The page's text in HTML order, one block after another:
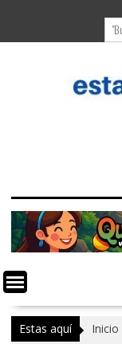
contenido
Estas aquí Inicio